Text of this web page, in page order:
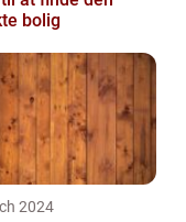
bolig
2024